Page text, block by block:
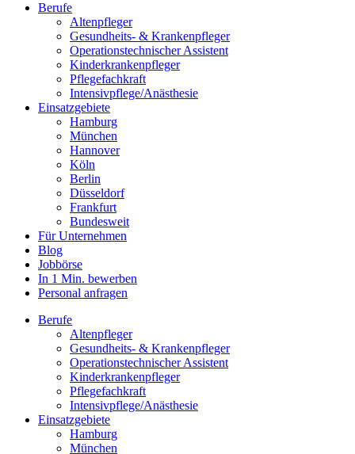
Berufe
Altenpfleger
Gesundheits- & Krankenpfleger
Operationstechnischer Assistent
Kinderkrankenpfleger
Pflegefachkraft
Intensivpflege/Anästhesie
Einsatzgebiete
Hamburg
München
Hannover
Köln
Berlin
Düsseldorf
Frankfurt
Bundesweit
Für Unternehmen
Blog
Jobbörse
In 1 Min. bewerben
Personal anfragen
Berufe
Altenpfleger
Gesundheits- & Krankenpfleger
Operationstechnischer Assistent
Kinderkrankenpfleger
Pflegefachkraft
Intensivpflege/Anästhesie
Einsatzgebiete
Hamburg
München